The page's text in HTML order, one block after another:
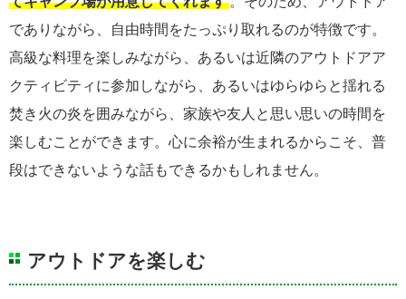
でありながら、自由時間をたっぷり取れるのが特徴です。
高級な料理を楽しみながら、あるいは近隣のアウトドアア
クティビティに参加しながら、あるいはゆらゆらと揺れる
焚き火の炎を囲みながら、家族や友人と思い思いの時間を
楽しむことができます。心に余裕が生まれるからこそ、普
段はできないような話もできるかもしれません。
アウトドアを楽しむ